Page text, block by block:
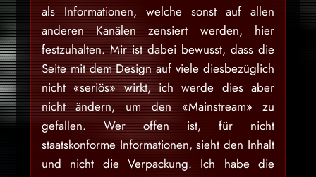
als Informationen, welche sonst auf allen
anderen Kanälen zensiert werden, hier
festzuhalten. Mir ist dabei bewusst, dass die
Seite mit dem Design auf viele diesbezüglich
nicht «seriös» wirkt, ich werde dies aber
nicht ändern, um den «Mainstream» zu
gefallen. Wer offen ist, für nicht
staatskonforme Informationen, sieht den Inhalt
und nicht die Verpackung. Ich habe die